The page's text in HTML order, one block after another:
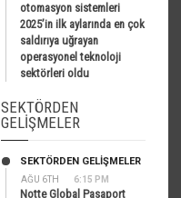
otomasyon sistemleri
2025’in ilk aylarında en çok
saldırıya uğrayan
operasyonel teknoloji
sektörleri oldu
SEKTÖRDEN
GELIŞMELER
AĞU 6TH 6:15 PM
SEKTÖRDEN GELIŞMELER
Notte Global Pasaport